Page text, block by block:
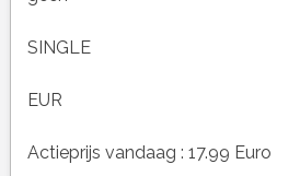
SINGLE
EUR
Actieprijs vandaag : 17.99 Euro